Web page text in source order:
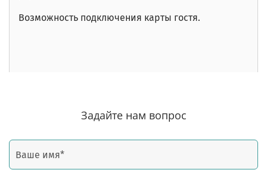
Возможность подключения карты гостя.
Задайте нам вопрос